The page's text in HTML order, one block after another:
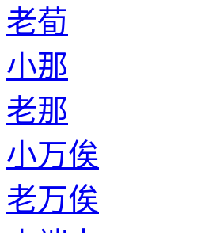
老荀
小那
老那
小万俟
老万俟